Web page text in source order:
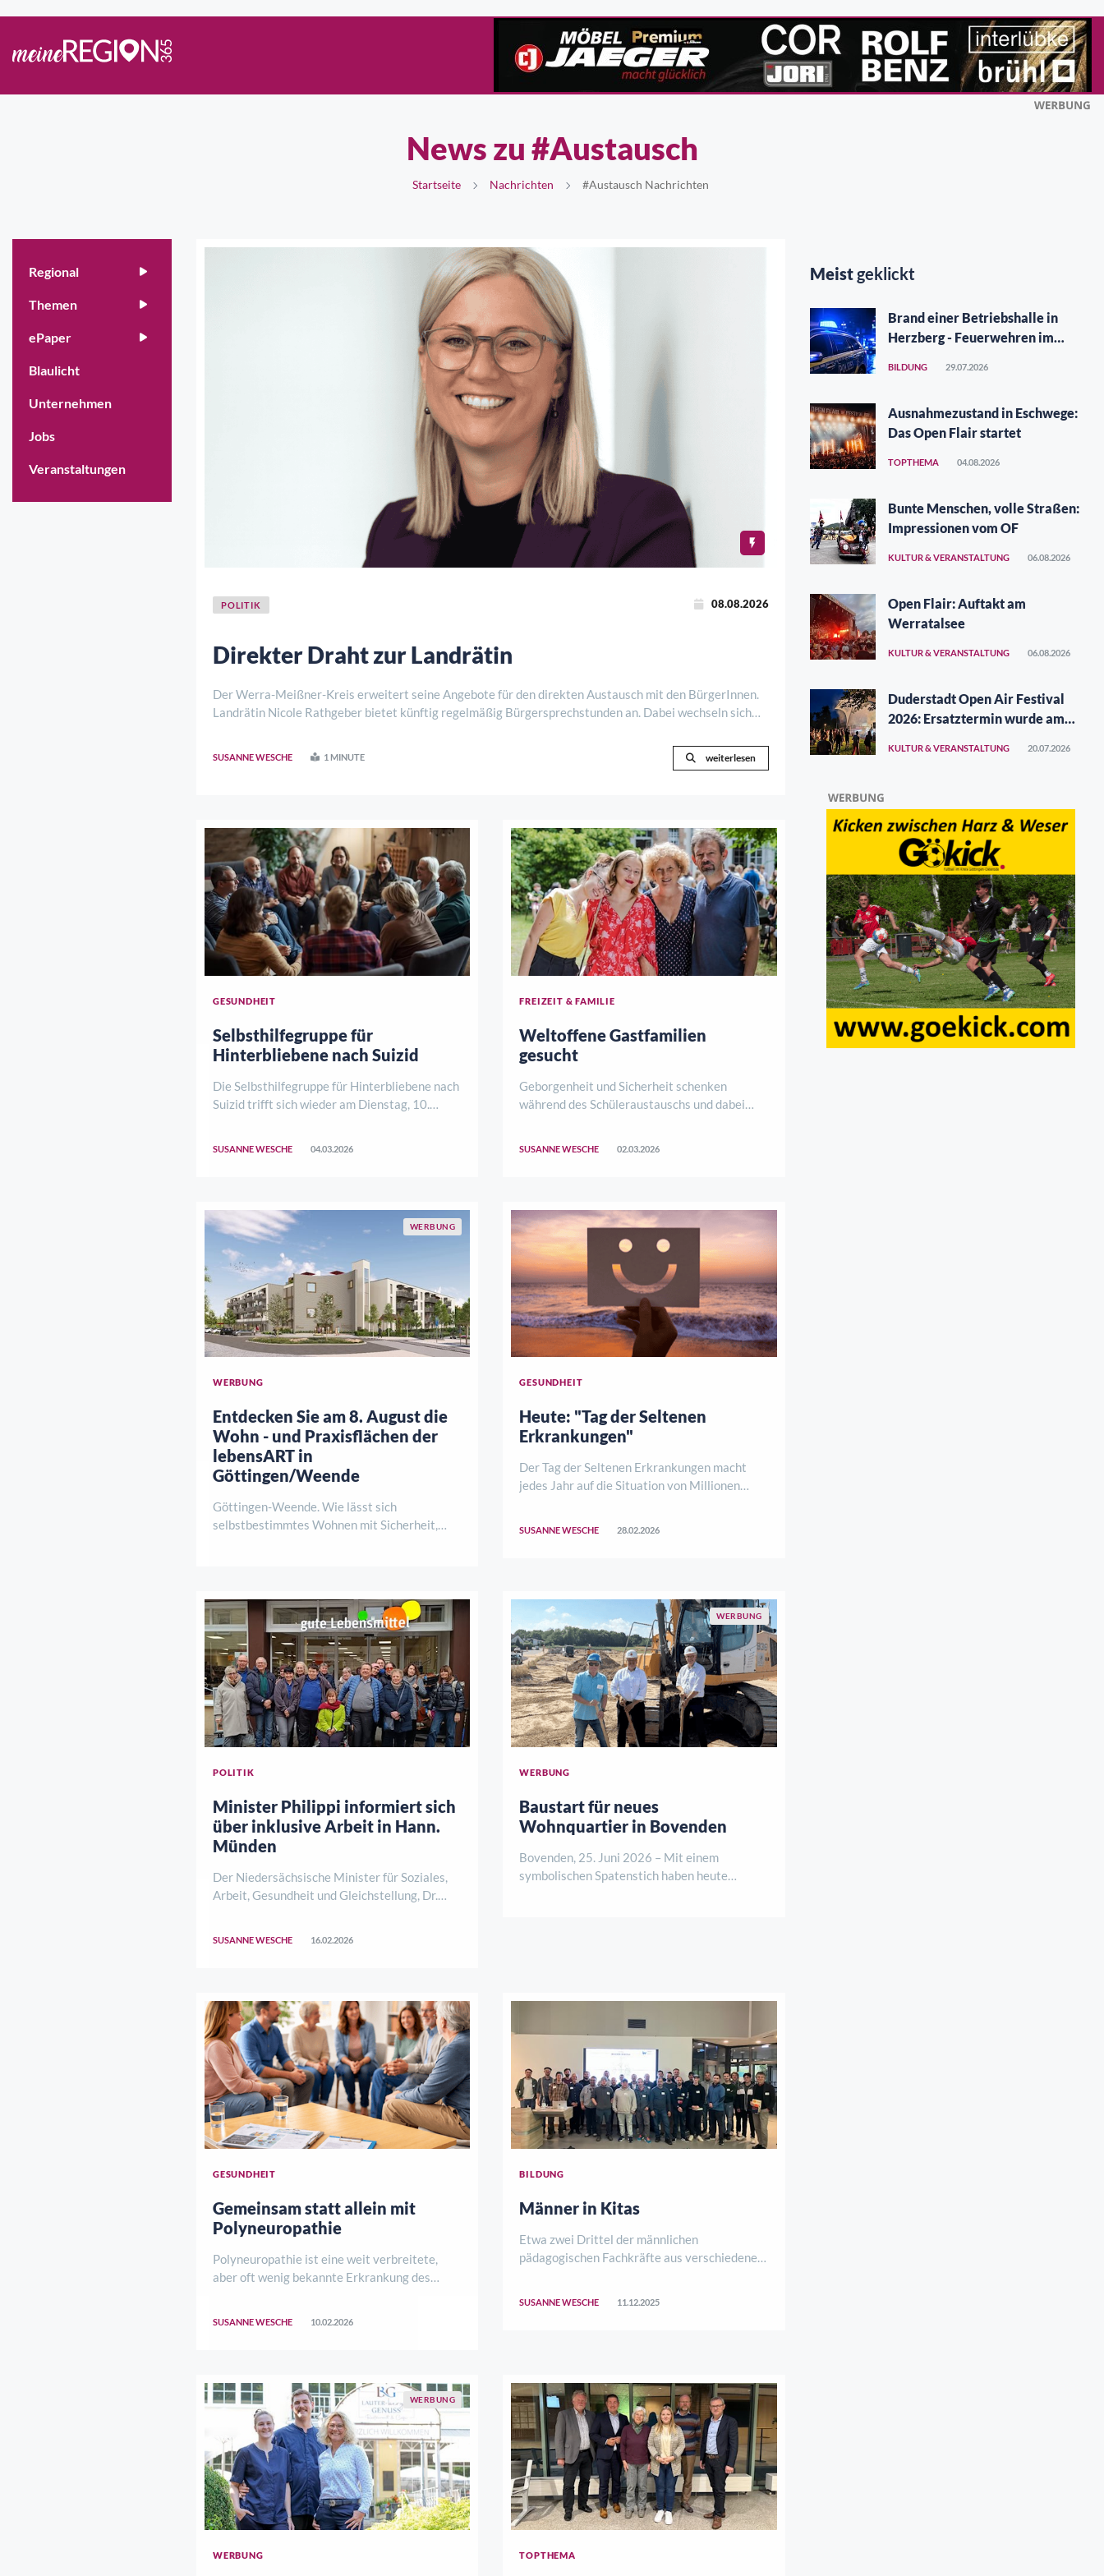
News zu #Austausch
Startseite Nachrichten #Austausch Nachrichten
Regional
Themen
ePaper
Blaulicht
Unternehmen
Jobs
Veranstaltungen
POLITIK 08.08.2026
Direkter Draht zur Landrätin
Der Werra-Meißner-Kreis erweitert seine Angebote für den direkten Austausch mit den BürgerInnen.
Landrätin Nicole Rathgeber bietet künftig regelmäßig Bürgersprechstunden an. Dabei wechseln sich
SUSANNE WESCHE 1 MINUTE weiterlesen
GESUNDHEIT
Selbsthilfegruppe für
Hinterbliebene nach Suizid
Die Selbsthilfegruppe für Hinterbliebene nach
Suizid trifft sich wieder am Dienstag, 10.
SUSANNE WESCHE 04.03.2026
FREIZEIT & FAMILIE
Weltoffene Gastfamilien
gesucht
Geborgenheit und Sicherheit schenken
während des Schüleraustauschs und dabei
SUSANNE WESCHE 02.03.2026
WERBUNG
WERBUNG
Entdecken Sie am 8. August die
Wohn - und Praxisflächen der
lebensART in
Göttingen/Weende
Göttingen-Weende. Wie lässt sich
selbstbestimmtes Wohnen mit Sicherheit,
Baustellenbesichtigung der lebensART am
Klosterpark. HoKo und de ..
GESUNDHEIT
Heute: "Tag der Seltenen
Erkrankungen"
Der Tag der Seltenen Erkrankungen macht
jedes Jahr auf die Situation von Millionen
SUSANNE WESCHE 28.02.2026
POLITIK
Minister Philippi informiert sich
über inklusive Arbeit in Hann.
Münden
Der Niedersächsische Minister für Soziales,
Arbeit, Gesundheit und Gleichstellung, Dr.
SUSANNE WESCHE 16.02.2026
WERBUNG
WERBUNG
Baustart für neues
Wohnquartier in Bovenden
Bovenden, 25. Juni 2026 – Mit einem
symbolischen Spatenstich haben heute
GESUNDHEIT
Gemeinsam statt allein mit
Polyneuropathie
Polyneuropathie ist eine weit verbreitete,
aber oft wenig bekannte Erkrankung des
SUSANNE WESCHE 10.02.2026
BILDUNG
Männer in Kitas
Etwa zwei Drittel der männlichen
pädagogischen Fachkräfte aus verschiedenen
SUSANNE WESCHE 11.12.2025
WERBUNG
WERBUNG TOPTHEMA
Meistgeklickt
Brand einer Betriebshalle in
Herzberg - Feuerwehren im
BILDUNG 29.07.2026
Ausnahmezustand in Eschwege:
Das Open Flair startet
TOPTHEMA 04.08.2026
Bunte Menschen, volle Straßen:
Impressionen vom OF
KULTUR & VERANSTALTUNG 06.08.2026
Open Flair: Auftakt am
Werratalsee
KULTUR & VERANSTALTUNG 06.08.2026
Duderstadt Open Air Festival
2026: Ersatztermin wurde am
KULTUR & VERANSTALTUNG 20.07.2026